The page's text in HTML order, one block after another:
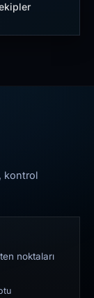
kontrol
noktaları